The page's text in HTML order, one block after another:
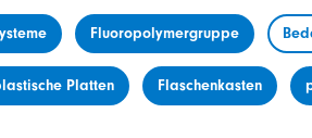
Fluoropolymergruppe
Platten Flaschenkasten